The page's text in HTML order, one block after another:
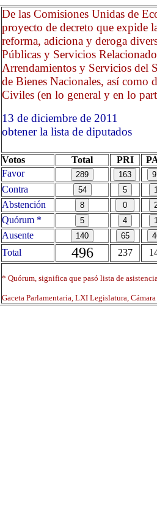
De las Comisiones Unidas de
proyecto de decreto que expide
reforma, adiciona y deroga
Públicas y Servicios
Arrendamientos y Servicios del
de Bienes Nacionales, así como
Civiles (en lo general y en lo
13 de diciembre de
obtener la lista de diputados
Votos Total PRI
Favor
Contra
Abstención
Quórum *
Ausente
Total
496 237
* Quórum, significa que pasó lista de
Gaceta Parlamentaria, LXI Legislatura,